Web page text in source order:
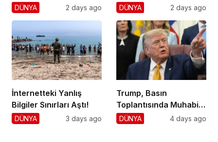
Cumhuriyetçilere
DÜNYA 2 days ago
Yaralı, 1 Gözaltı
DÜNYA 2 days ago
İnternetteki Yanlış
Bilgiler Sınırları Aştı!
DÜNYA 3 days ago
Trump, Basın
Toplantısında Muhabiri
Fena Yerden Aldı
DÜNYA 4 days ago